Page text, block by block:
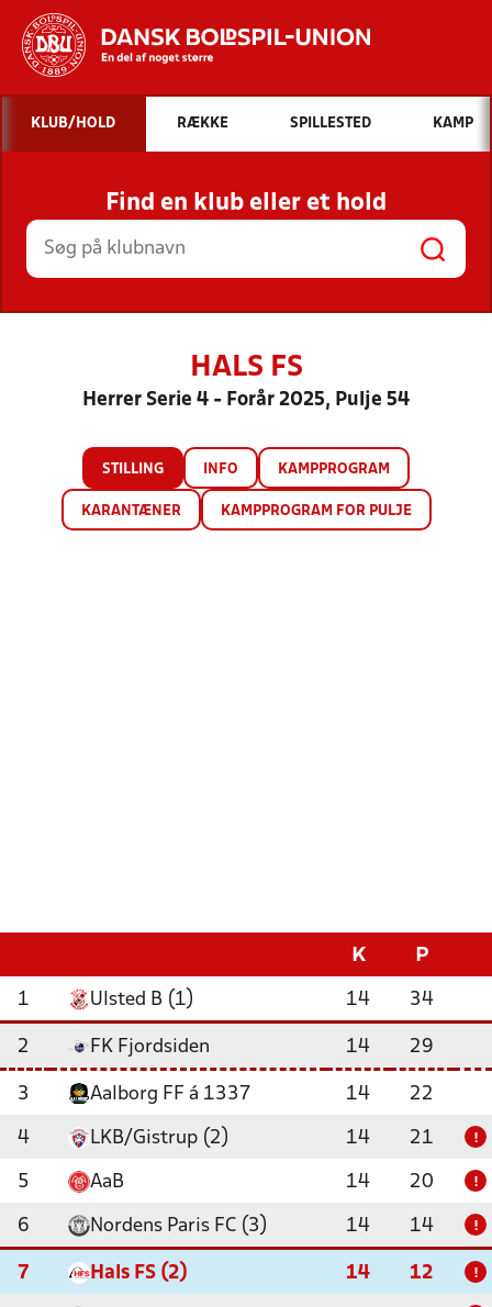
Hvad vil du søge efter?
INDHOLD OG NYHEDER
STILLINGER, RESULTATER, KLUBBER OG
HOLD
KLUB/HOLD RÆKKE SPILLESTED KAMP
Find en klub eller et hold
HALS FS
Herrer Serie 4 - Forår 2025, Pulje 54
STILLING INFO KAMPPROGRAM
KARANTÆNER KAMPPROGRAM FOR PULJE
K P
1 Ulsted B (1) 14 34
2 FK Fjordsiden 14 29
3 Aalborg FF á 1337 14 22
4 LKB/Gistrup (2) 14 21 !
5 AaB 14 20 !
6 Nordens Paris FC (3) 14 14 !
7 Hals FS (2) 14 12 !